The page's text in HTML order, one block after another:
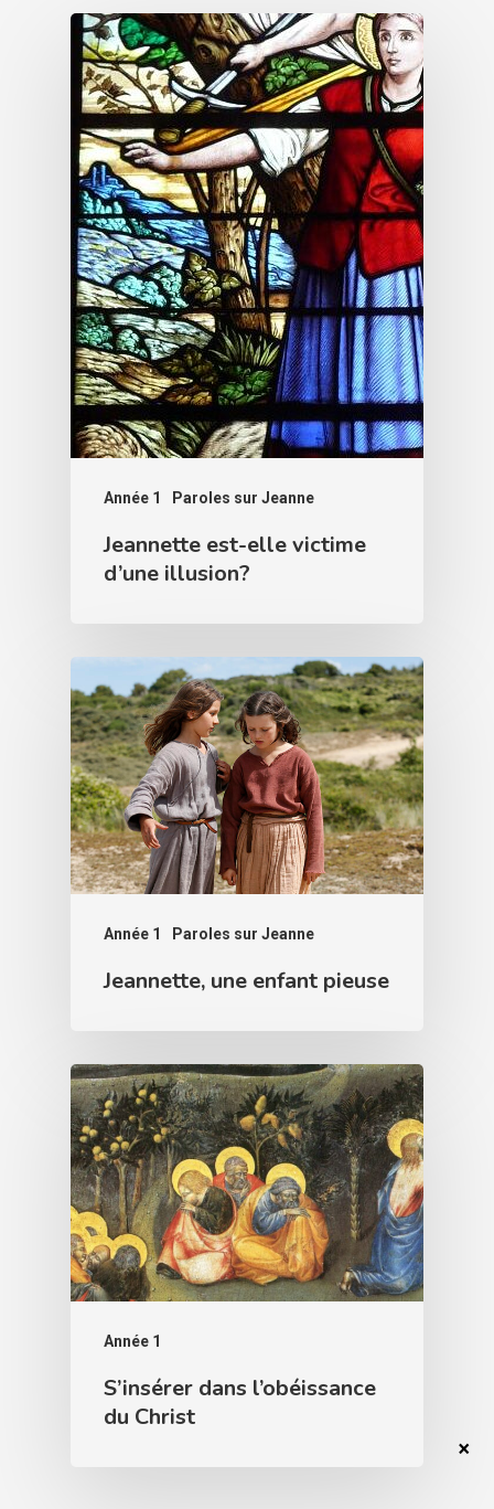
Année 1 Paroles sur Jeanne
Jeannette est-elle victime
d’une illusion?
Année 1 Paroles sur Jeanne
Jeannette, une enfant pieuse
Année 1
S’insérer dans l’obéissance
du Christ